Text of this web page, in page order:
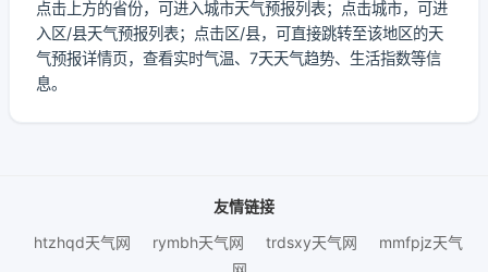
点击上方的省份，可进入城市天气预报列表；点击城市，可进
入区/县天气预报列表；点击区/县，可直接跳转至该地区的天
气预报详情页，查看实时气温、7天天气趋势、生活指数等信
息。
友情链接
htzhqd天气网
rymbh天气网 trdsxy天气网
mmfpjz天气